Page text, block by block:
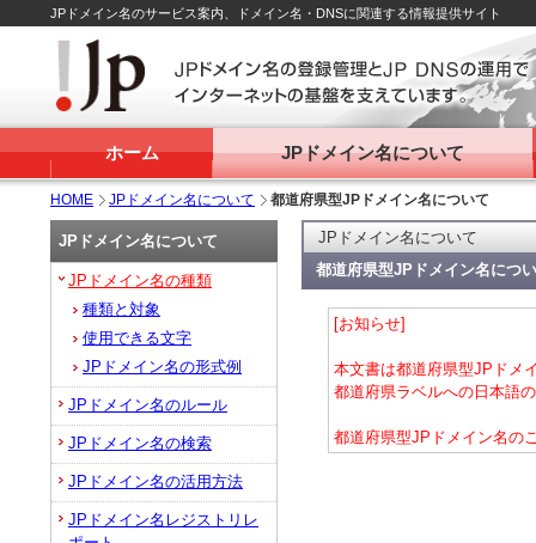
JPドメイン名のサービス案内、ドメイン名・DNSに関連する情報提供サイト
ホーム JPドメイン名について
HOME JPドメイン名について 都道府県型JPドメイン名について
JPドメイン名について
都道府県型JPドメイン名につ
[お知らせ]
本文書は都道府県型JPドメ
都道府県ラベルへの日本語
都道府県型JPドメイン名の
JPドメイン名について
JPドメイン名の種類
種類と対象
使用できる文字
JPドメイン名の形式例
JPドメイン名のルール
JPドメイン名の検索
JPドメイン名の活用方法
JPドメイン名レジストリレ